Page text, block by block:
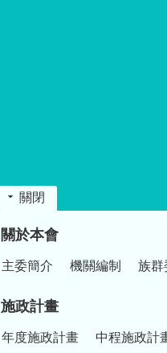
關閉
關於本會
主委簡介 機關編制 族群
施政計畫
年度施政計畫 中程施政計